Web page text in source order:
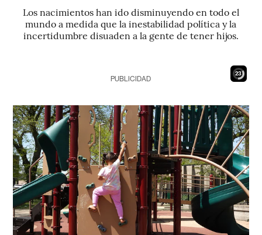
Los nacimientos han ido disminuyendo en todo el
mundo a medida que la inestabilidad política y la
incertidumbre disuaden a la gente de tener hijos.
22
PUBLICIDAD